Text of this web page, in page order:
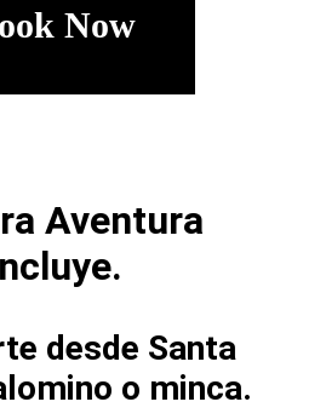
Now
Aventura
desde Santa
o minca.